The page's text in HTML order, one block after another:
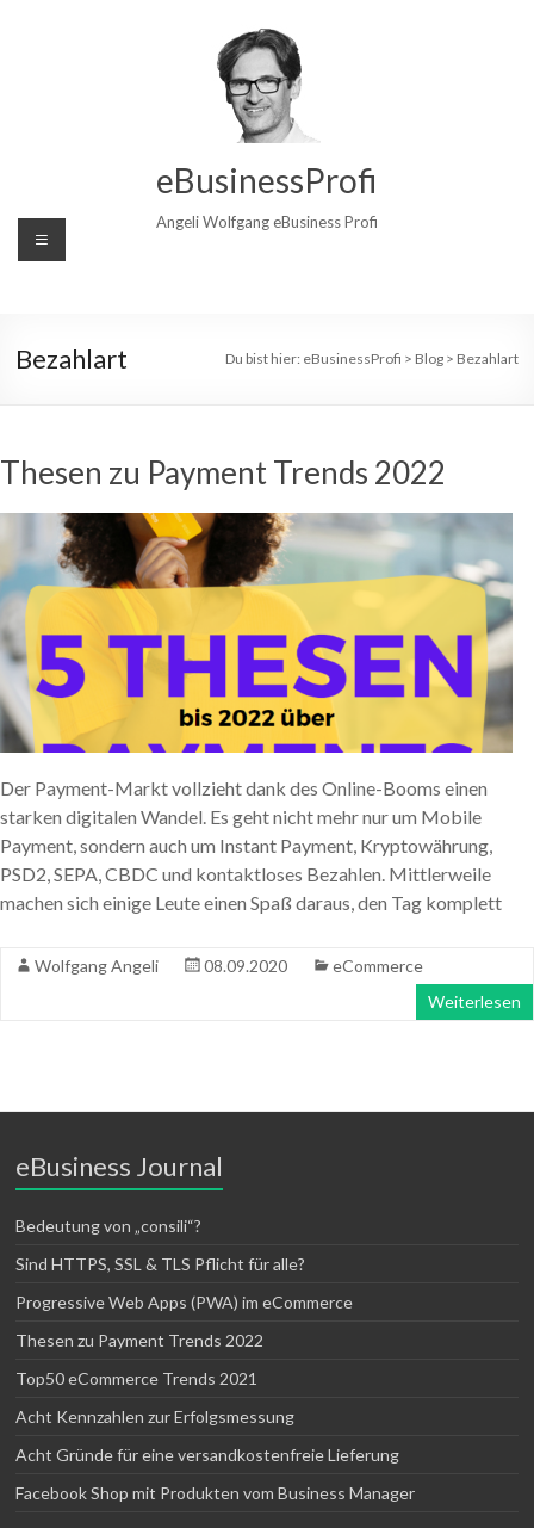
eBusinessProfi
Angeli Wolfgang eBusiness Profi
Bezahlart Du bist hier: eBusinessProfi > Blog> Bezahlart
Thesen zu Payment Trends 2022
Der Payment-Markt vollzieht dank des Online-Booms einen
starken digitalen Wandel. Es geht nicht mehr nur um Mobile
Payment, sondern auch um Instant Payment, Kryptowährung,
PSD2, SEPA, CBDC und kontaktloses Bezahlen. Mittlerweile
machen sich einige Leute einen Spaß daraus, den Tag komplett
Wolfgang Angeli 08.09.2020
eCommerce
Weiterlesen
eBusiness Journal
Bedeutung von „consili“?
Sind HTTPS, SSL & TLS Pflicht für alle?
Progressive Web Apps (PWA) im eCommerce
Thesen zu Payment Trends 2022
Top50 eCommerce Trends 2021
Acht Kennzahlen zur Erfolgsmessung
Acht Gründe für eine versandkostenfreie Lieferung
Facebook Shop mit Produkten vom Business Manager